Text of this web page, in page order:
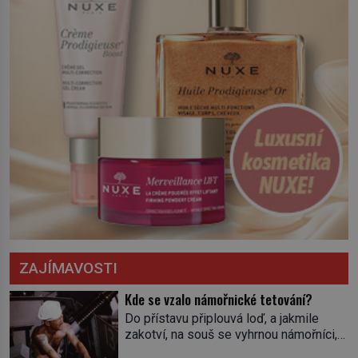
ZAJÍMAVOSTI
Kde se vzalo námořnické tetování?
Do přístavu připlouvá loď, a jakmile
zakotví, na souš se vyhrnou námořníci,